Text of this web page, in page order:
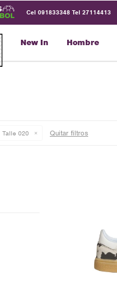
New In Hombre
Cel 091833348 Tel 27114413
Talle 020 Quitar filtros